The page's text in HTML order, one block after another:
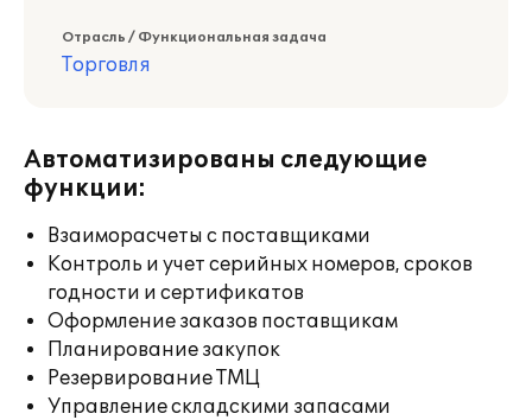
Отрасль / Функциональная задача
Торговля
Автоматизированы следующие
функции:
Взаиморасчеты с поставщиками
Контроль и учет серийных номеров, сроков
годности и сертификатов
Оформление заказов поставщикам
Планирование закупок
Резервирование ТМЦ
Управление складскими запасами